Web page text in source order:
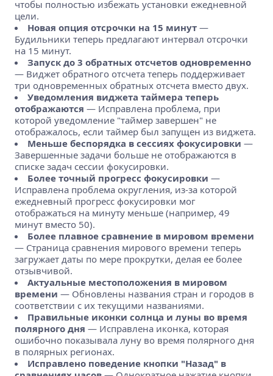
чтобы полностью избежать установки ежедневной
цели.
Новая опция отсрочки на 15 минут —
Будильники теперь предлагают интервал отсрочки
на 15 минут.
Запуск до 3 обратных отсчетов одновременно
— Виджет обратного отсчета теперь поддерживает
три одновременных обратных отсчета вместо двух.
Уведомления виджета таймера теперь
отображаются — Исправлена проблема, при
которой уведомление "таймер завершен" не
отображалось, если таймер был запущен из виджета.
Меньше беспорядка в сессиях фокусировки —
Завершенные задачи больше не отображаются в
списке задач сессии фокусировки.
Более точный прогресс фокусировки —
Исправлена проблема округления, из-за которой
ежедневный прогресс фокусировки мог
отображаться на минуту меньше (например, 49
минут вместо 50).
Более плавное сравнение в мировом времени
— Страница сравнения мирового времени теперь
загружает даты по мере прокрутки, делая ее более
отзывчивой.
Актуальные местоположения в мировом
времени — Обновлены названия стран и городов в
соответствии с их текущими названиями.
Правильные иконки солнца и луны во время
полярного дня — Исправлена иконка, которая
ошибочно показывала луну во время полярного дня
в полярных регионах.
Исправлено поведение кнопки "Назад" в